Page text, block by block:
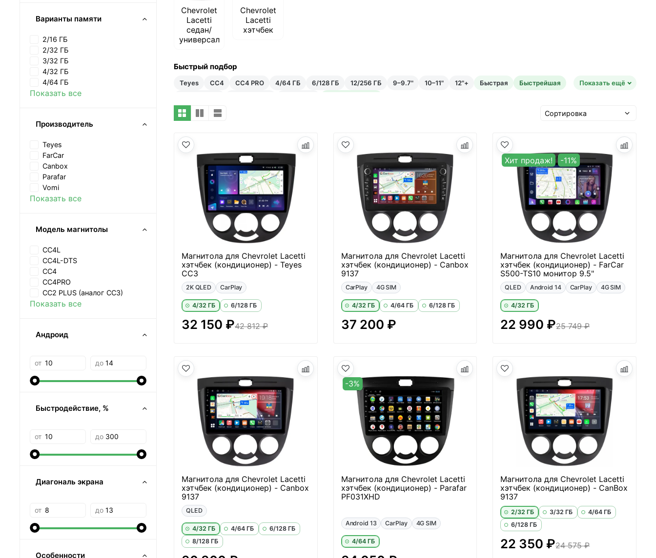
Chevrolet
Lacetti
седан/
универсал
Chevrolet
Lacetti
хэтчбек
Быстрый подбор
Teyes CC4 CC4 PRO 4/64 ГБ 6/128 ГБ 12/256 ГБ 9–9.7" 10–11" 12"+ Быстрая
Быстрейшая
Показать ещё
Магнитола для Chevrolet Lacetti
хэтчбек (кондиционер) - Teyes
CC3
2K QLED CarPlay
4/32 ГБ 6/128 ГБ
32 150 ₽42 812 ₽
Магнитола для Chevrolet Lacetti
хэтчбек (кондиционер) - Canbox
9137
CarPlay 4G SIM
4/32 ГБ 4/64 ГБ 6/128 ГБ
37 200 ₽
Хит продаж! -11%
Магнитола для Chevrolet Lacetti
хэтчбек (кондиционер) - FarCar
S500-TS10 монитор 9.5"
QLED Android 14 CarPlay 4G SIM
4/32 ГБ
25 749 ₽
22 990 ₽
Магнитола для Chevrolet Lacetti
хэтчбек (кондиционер) - Canbox
9137
QLED
4/32 ГБ 4/64 ГБ
6/128 ГБ
8/128 ГБ
-3%
Магнитола для Chevrolet Lacetti
хэтчбек (кондиционер) - Parafar
PF031XHD
Android 13 CarPlay 4G SIM
4/64 ГБ
Магнитола для Chevrolet Lacetti
хэтчбек (кондиционер) - CanBox
9137
2/32 ГБ 3/32 ГБ
4/64 ГБ
6/128 ГБ
22 350 ₽24 575 ₽
Варианты памяти
2/16 ГБ
2/32 ГБ
3/32 ГБ
4/32 ГБ
4/64 ГБ
Показать все
Производитель
Teyes
FarCar
Canbox
Parafar
Vomi
Показать все
Модель магнитолы
CC4L
CC4L-DTS
CC4
CC4PRO
CC2 PLUS (аналог CC3)
Показать все
Андроид
от до
Быстродействие, %
от до
Диагональ экрана
от до
Особенности